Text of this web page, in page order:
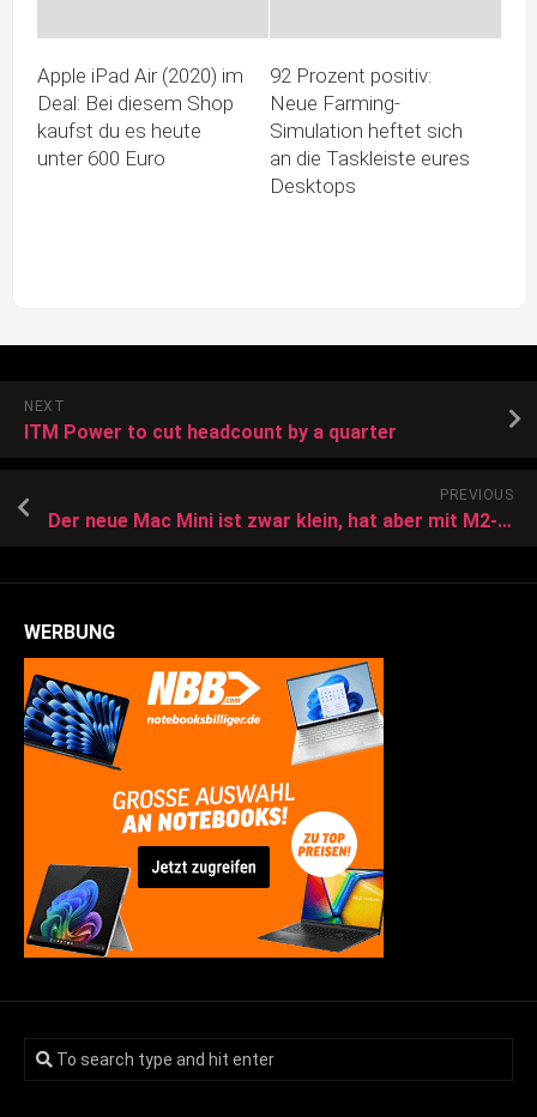
Apple iPad Air (2020) im
Deal: Bei diesem Shop
kaufst du es heute
unter 600 Euro
92 Prozent positiv:
Neue Farming-
Simulation heftet sich
an die Taskleiste eures
Desktops
NEXT
ITM Power to cut headcount by a quarter
PREVIOUS
Der neue Mac Mini ist zwar klein, hat aber mit M2-Pro-Prozessor ein beeindruckendes Arbeitstempo. Das ist jedoch nicht alles.
WERBUNG